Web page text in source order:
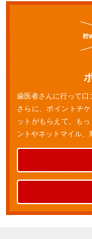
歯医者さんに行って口
さらに、ポイントチ
ットがもらえて、も
ントやネットマイル、